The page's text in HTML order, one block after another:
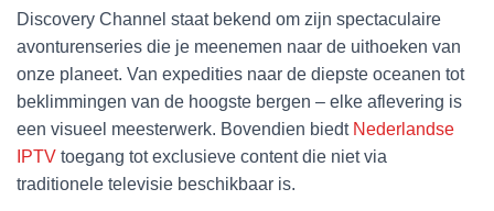
Discovery Channel staat bekend om zijn spectaculaire
avonturenseries die je meenemen naar de uithoeken van
onze planeet. Van expedities naar de diepste oceanen tot
beklimmingen van de hoogste bergen – elke aflevering is
een visueel meesterwerk. Bovendien biedt Nederlandse
IPTV toegang tot exclusieve content die niet via
traditionele televisie beschikbaar is.